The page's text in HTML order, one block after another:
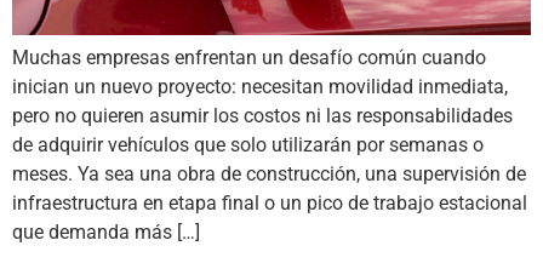
Muchas empresas enfrentan un desafío común cuando
inician un nuevo proyecto: necesitan movilidad inmediata,
pero no quieren asumir los costos ni las responsabilidades
de adquirir vehículos que solo utilizarán por semanas o
meses. Ya sea una obra de construcción, una supervisión de
infraestructura en etapa final o un pico de trabajo estacional
que demanda más […]